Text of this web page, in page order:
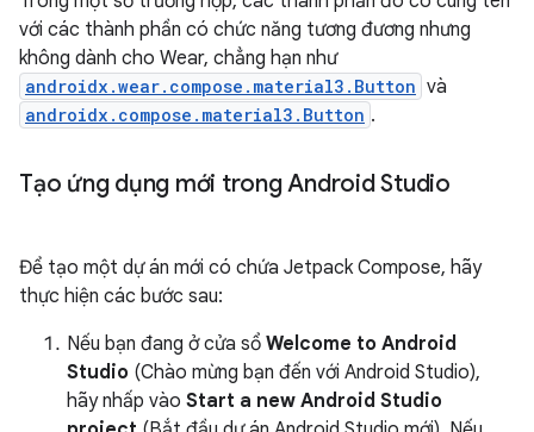
với các thành phần có chức năng tương đương nhưng
không dành cho Wear, chẳng hạn như
androidx.wear.compose.material3.Button và
androidx.compose.material3.Button .
Tạo ứng dụng mới trong Android Studio
Để tạo một dự án mới có chứa Jetpack Compose, hãy
thực hiện các bước sau:
Nếu bạn đang ở cửa sổ Welcome to Android
Studio (Chào mừng bạn đến với Android Studio),
hãy nhấp vào Start a new Android Studio